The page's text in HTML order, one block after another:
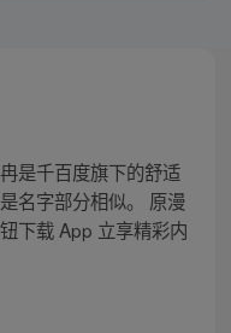
是千百度旗下的舒适
名字部分相似。 原漫
下载 App 立享精彩内